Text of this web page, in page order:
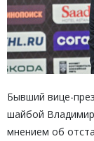
Бывший вице-
шайбой Владимир
мнением об